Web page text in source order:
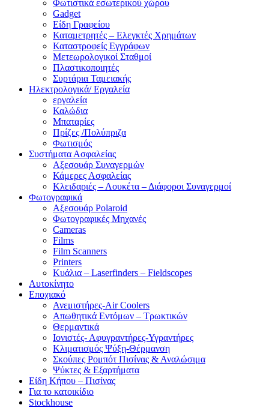
Φωτιστικά εσωτερικού χώρου
Gadget
Είδη Γραφείου
Καταμετρητές – Ελεγκτές Χρημάτων
Καταστροφείς Εγγράφων
Μετεωρολογικοί Σταθμοί
Πλαστικοποιητές
Συρτάρια Ταμειακής
Ηλεκτρολογικά/ Εργαλεία
εργαλεία
Καλώδια
Μπαταρίες
Πρίζες /Πολύπριζα
Φωτισμός
Συστήματα Ασφαλείας
Αξεσουάρ Συναγερμών
Κάμερες Ασφαλείας
Κλειδαριές – Λουκέτα – Διάφοροι Συναγερμοί
Φωτογραφικά
Αξεσουάρ Polaroid
Φωτογραφικές Μηχανές
Cameras
Films
Film Scanners
Printers
Κυάλια – Laserfinders – Fieldscopes
Αυτοκίνητο
Εποχιακό
Ανεμιστήρες-Air Coolers
Απωθητικά Εντόμων – Τρωκτικών
Θερμαντικά
Ιονιστές- Αφυγραντήρες-Υγραντήρες
Κλιματισμός Ψύξη-Θέρμανση
Σκούπες Ρομπότ Πισίνας & Αναλώσιμα
Ψύκτες & Εξαρτήματα
Είδη Κήπου – Πισίνας
Για το κατοικίδιο
Stockhouse